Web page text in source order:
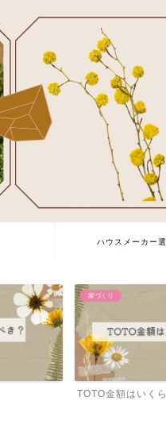
ハウスメーカー
家づくり
クラシスホーム×